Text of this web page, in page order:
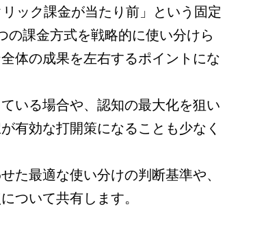
ック課金が当たり前」という固定
の課金方式を戦略的に使い分けら
体の成果を左右するポイントにな
いる場合や、認知の最大化を狙い
有効な打開策になることも少なく
た最適な使い分けの判断基準や、
ついて共有します。